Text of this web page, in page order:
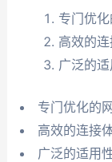
专门优
高效的
广泛的
专门优化的
高效的连接
广泛的适用